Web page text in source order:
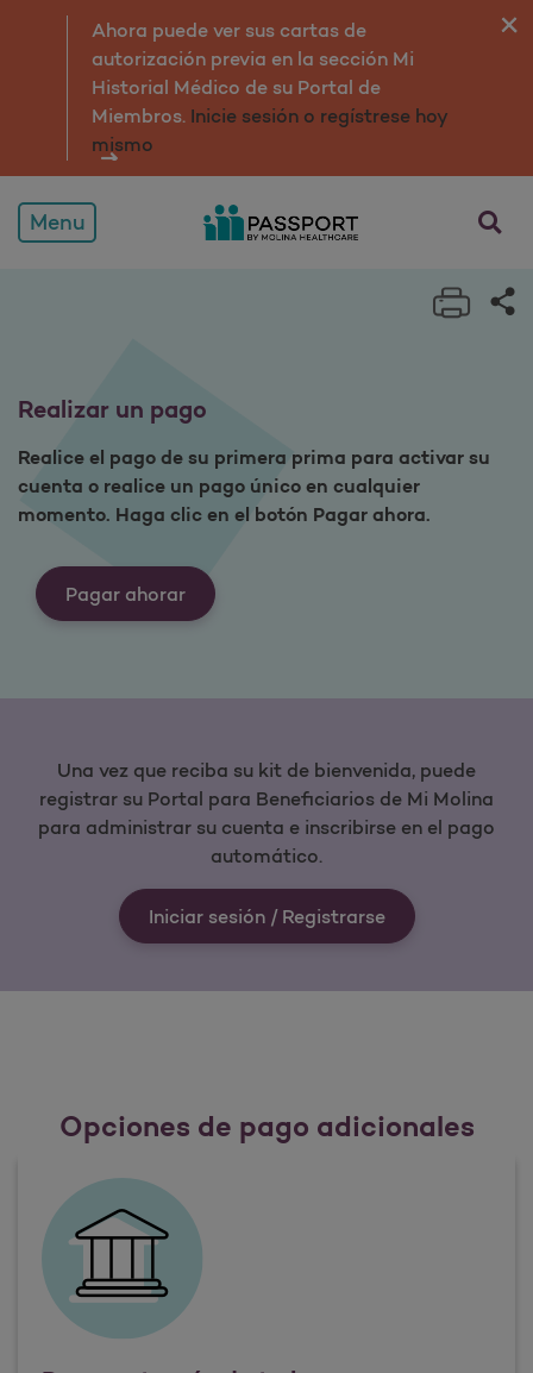
Realizar un pago
Ahora puede ver sus cartas de
autorización previa en la sección Mi
Historial Médico de su Portal de
Miembros. Inicie sesión o regístrese hoy
mismo
Menu
Print
Realizar un pago
Realice el pago de su primera prima para activar su
cuenta o realice un pago único en cualquier
momento. Haga clic en el botón Pagar ahora.
Pagar ahorar
Una vez que reciba su kit de bienvenida, puede
registrar su Portal para Beneficiarios de Mi Molina
para administrar su cuenta e inscribirse en el pago
automático.
Iniciar sesión / Registrarse
Opciones de pago adicionales